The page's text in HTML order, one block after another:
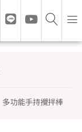
多功能手持攪拌棒